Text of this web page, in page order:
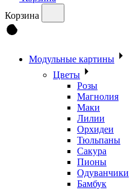
Корзина
Модульные картины
Цветы
Розы
Магнолия
Маки
Лилии
Орхидеи
Тюльпаны
Сакура
Пионы
Одуванчики
Бамбук